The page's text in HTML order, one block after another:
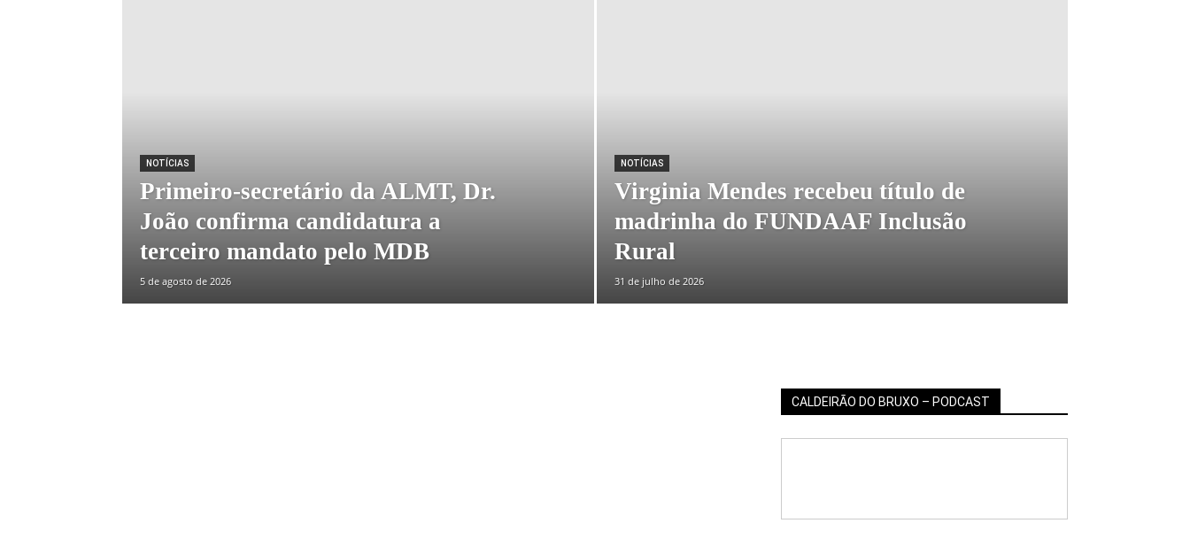
NOTÍCIAS
Primeiro-secretário da ALMT, Dr.
João confirma candidatura a
terceiro mandato pelo MDB
5 de agosto de 2026
NOTÍCIAS
Virginia Mendes recebeu título de
madrinha do FUNDAAF Inclusão
Rural
31 de julho de 2026
CALDEIRÃO DO BRUXO – PODCAST